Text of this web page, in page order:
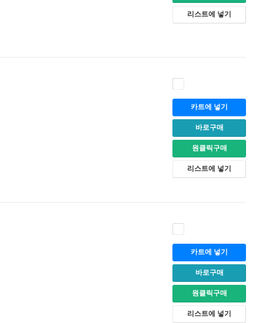
리스트에 넣기
카트에 넣기
바로구매
원클릭구매
리스트에 넣기
카트에 넣기
바로구매
원클릭구매
리스트에 넣기